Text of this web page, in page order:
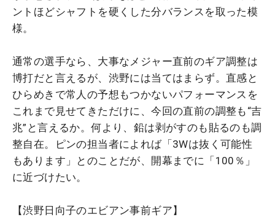
ントほどシャフトを硬くした分バランスを取った模
様。
通常の選手なら、大事なメジャー直前のギア調整は
博打だと言えるが、渋野には当てはまらず。直感と
ひらめきで常人の予想もつかないパフォーマンスを
これまで見せてきただけに、今回の直前の調整も“吉
兆”と言えるか。何より、鉛は剥がすのも貼るのも調
整自在。ピンの担当者によれば「3Wは抜く可能性
もあります」とのことだが、開幕までに「100％」
に近づけたい。
【渋野日向子のエビアン事前ギア】